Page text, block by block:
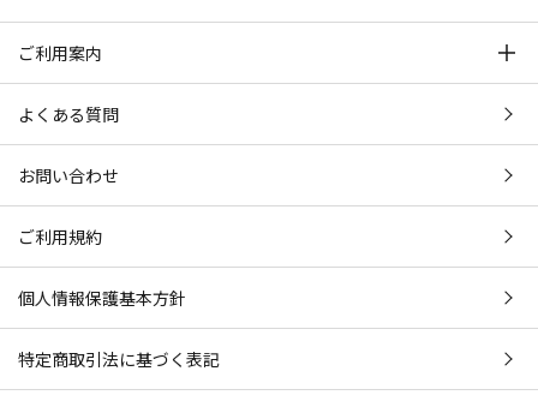
ご利用案内
よくある質問
お問い合わせ
ご利用規約
個人情報保護基本方針
特定商取引法に基づく表記